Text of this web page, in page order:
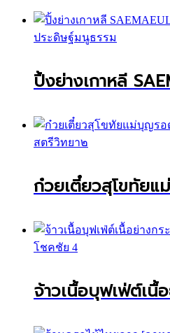
ประดิษฐ์มนูธรรม
ปิ้งย่างเกาหลี
สตรีวิทยา๒
ก๋วยเตี๋ยวสุโขทัย
โชคชัย 4
จ้าวเนื้อบุฟเฟ่ต์เนื้